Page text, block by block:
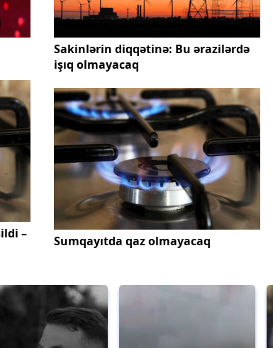
Sakinlərin diqqətinə: Bu ərazilərdə
işıq olmayacaq
–
Sumqayıtda qaz olmayacaq